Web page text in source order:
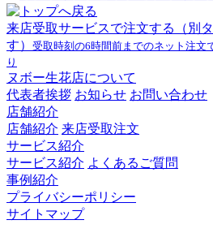
来店受取サービスで注文する
（別
す） 受取時刻の6時間前までのネット注文
り
ヌボー生花店について
代表者挨拶 お知らせ お問い合わせ
店舗紹介
店舗紹介 来店受取注文
サービス紹介
サービス紹介 よくあるご質問
事例紹介
プライバシーポリシー
サイトマップ